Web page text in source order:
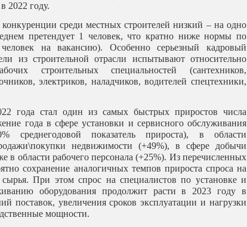
2022 году.
среди местных строителей низкий – на одно
претендует 1 человек, что кратно ниже нормы по
на вакансию). Особенно серьезный кадровый
из строительной отрасли испытывают относительно
строительных специальностей (сантехников,
электриков, наладчиков, водителей спецтехники,
года стал один из самых быстрых приростов числа
года в сфере установки и сервисного обслуживания
среднегодовой показатель прироста), в области
недвижимости (+49%), в сфере добычи
в области рабочего персонала (+25%). Из перечисленных
сохранение аналогичных темпов прироста спроса на
При этом спрос на специалистов по установке и
оборудования продолжит расти в 2023 году в
поставок, увеличения сроков эксплуатации и нагрузки
мощности.